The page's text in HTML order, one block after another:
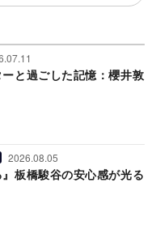
ーと過ごした記憶：櫻井敦
2026.08.05
』板橋駿谷の安心感が光る